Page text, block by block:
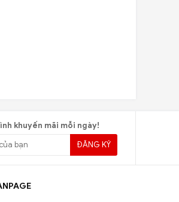
khuyến mãi mỗi ngày!
ĐĂNG KÝ